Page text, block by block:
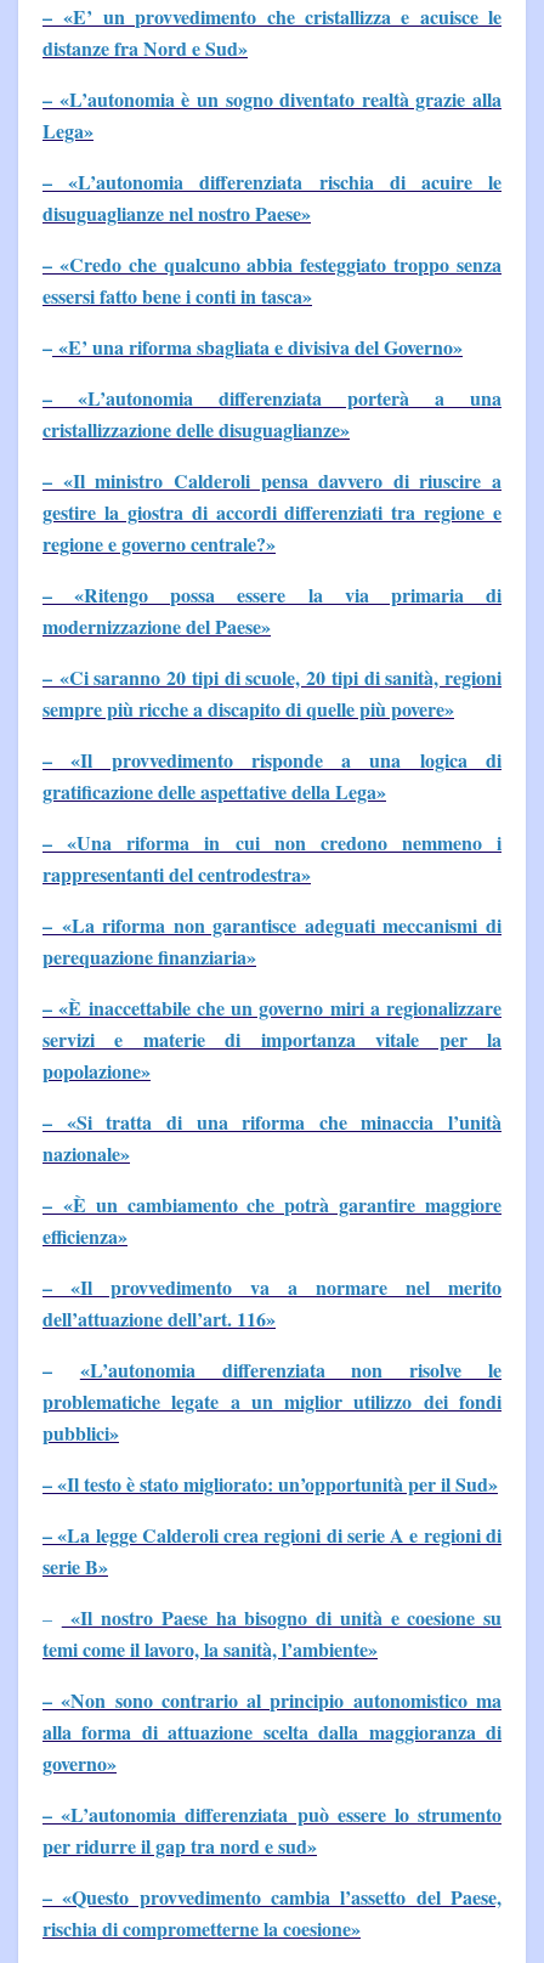
– «E’ un provvedimento che cristallizza e acuisce le
distanze fra Nord e Sud»
– «L’autonomia è un sogno diventato realtà grazie alla
Lega»
– «L’autonomia differenziata rischia di acuire le
disuguaglianze nel nostro Paese»
– «Credo che qualcuno abbia festeggiato troppo senza
essersi fatto bene i conti in tasca»
– «E’ una riforma sbagliata e divisiva del Governo»
– «L’autonomia differenziata porterà a una
cristallizzazione delle disuguaglianze»
– «Il ministro Calderoli pensa davvero di riuscire a
gestire la giostra di accordi differenziati tra regione e
regione e governo centrale?»
– «Ritengo possa essere la via primaria di
modernizzazione del Paese»
– «Ci saranno 20 tipi di scuole, 20 tipi di sanità, regioni
sempre più ricche a discapito di quelle più povere»
– «Il provvedimento risponde a una logica di
gratificazione delle aspettative della Lega»
– «Una riforma in cui non credono nemmeno i
rappresentanti del centrodestra»
– «La riforma non garantisce adeguati meccanismi di
perequazione finanziaria»
– «È inaccettabile che un governo miri a regionalizzare
servizi e materie di importanza vitale per la
popolazione»
– «Si tratta di una riforma che minaccia l’unità
nazionale»
– «È un cambiamento che potrà garantire maggiore
efficienza»
– «Il provvedimento va a normare nel merito
dell’attuazione dell’art. 116»
– «L’autonomia differenziata non risolve le
problematiche legate a un miglior utilizzo dei fondi
pubblici»
– «Il testo è stato migliorato: un’opportunità per il Sud»
– «La legge Calderoli crea regioni di serie A e regioni di
serie B»
–
«Il nostro Paese ha bisogno di unità e coesione su
temi come il lavoro, la sanità, l’ambiente»
– «Non sono contrario al principio autonomistico ma
alla forma di attuazione scelta dalla maggioranza di
governo»
– «L’autonomia differenziata può essere lo strumento
per ridurre il gap tra nord e sud»
– «Questo provvedimento cambia l’assetto del Paese,
rischia di comprometterne la coesione»